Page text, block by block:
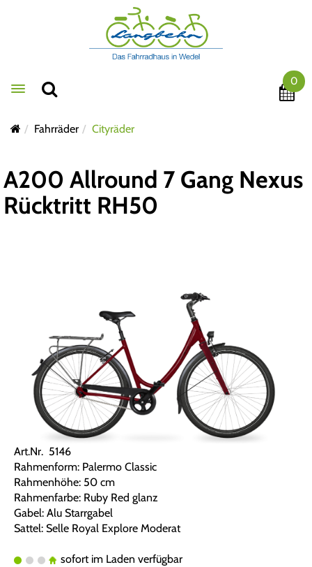
Toggle navigation
0
Fahrräder Cityräder
A200 Allround 7 Gang Nexus
Rücktritt RH50
Art.Nr. 5146
Rahmenform: Palermo Classic
Rahmenhöhe: 50 cm
Rahmenfarbe: Ruby Red glanz
Gabel: Alu Starrgabel
Sattel: Selle Royal Explore Moderat
sofort im Laden verfügbar